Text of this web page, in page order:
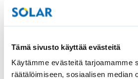
Tämä sivusto käyttää evästeitä
Käytämme evästeitä tarjoamamme
räätälöimiseen, sosiaalisen median
Valvontaviranomainen
Pohjois-Suomen